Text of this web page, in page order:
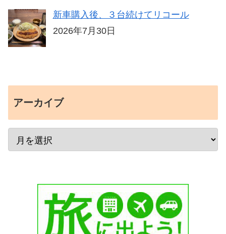
新車購入後、３台続けてリコール
2026年7月30日
アーカイブ